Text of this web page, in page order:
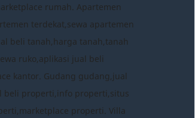
rumah. Apartemen
terdekat,sewa apartemen
beli tanah,harga tanah,tanah
ruko,aplikasi jual beli
kantor. Gudang gudang,jual
beli properti,info properti,situs
properti. Villa